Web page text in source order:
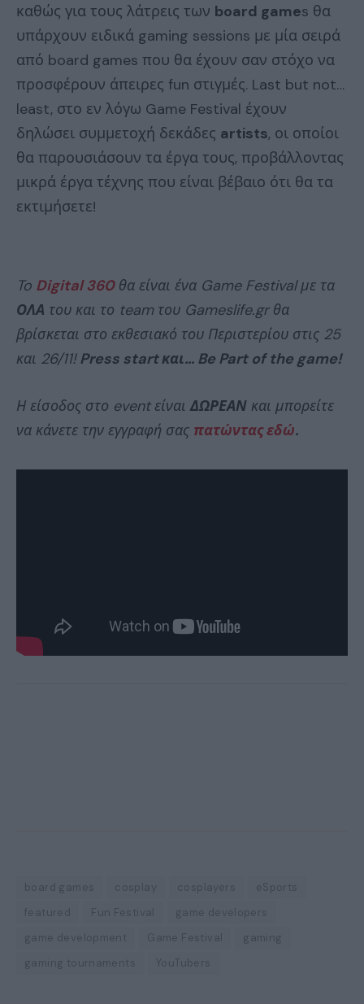
καθώς για τους λάτρεις των board games θα
υπάρχουν ειδικά gaming sessions με μία σειρά
από board games που θα έχουν σαν στόχο να
προσφέρουν άπειρες fun στιγμές. Last but not…
least, στο εν λόγω Game Festival έχουν
δηλώσει συμμετοχή δεκάδες artists, οι οποίοι
θα παρουσιάσουν τα έργα τους, προβάλλοντας
μικρά έργα τέχνης που είναι βέβαιο ότι θα τα
εκτιμήσετε!
To Digital 360θα είναι ένα Game Festival με τα
ΟΛΑ του και το team του Gameslife.gr θα
βρίσκεται στο εκθεσιακό του Περιστερίου στις 25
και 26/11!Press start και… Be Part of the game!
Η είσοδος στο event είναι ΔΩΡΕΑΝ και μπορείτε
να κάνετε την εγγραφή σας πατώντας εδώ.
board games cosplay cosplayers
eSports
featured
Fun Festival
game developers
game development
Game Festival
gaming
gaming tournaments
YouTubers